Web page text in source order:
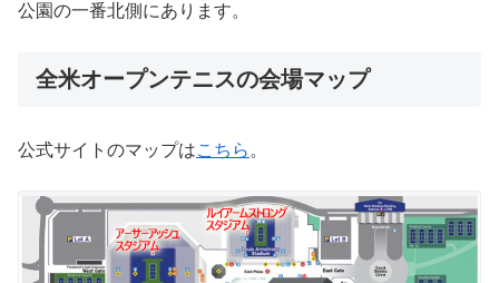
公園の一番北側にあります。
全米オープンテニスの会場マップ
公式サイトのマップはこちら 。